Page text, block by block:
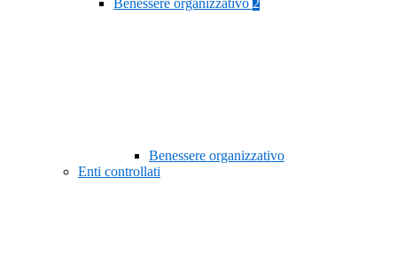
Benessere organizzativo 2
Benessere organizzativo
Enti controllati